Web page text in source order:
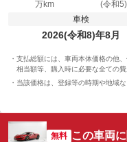
万km (令和
車検
2026(令和8)年8月
支払総額には、車両本体価格の他
相当額等、購入時に必要な全ての費
当該価格は、登録等の時期や地域
無料 この車両